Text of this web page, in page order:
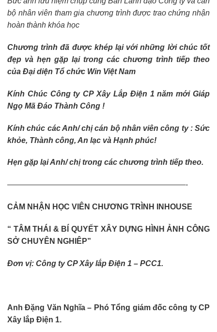
bộ nhân viên tham gia chương trình được trao chứng nhận
hoàn thành khóa học
Chương trình đã được khép lại với những lời chúc tốt
đẹp và hẹn gặp lại trong các chương trình tiếp theo
của Đại diện Tổ chức Win Việt Nam
Kính Chúc Công ty CP Xây Lắp Điện 1 năm mới Giáp
Ngọ Mã Đáo Thành Công !
Kính chúc các Anh/ chị cán bộ nhân viên công ty : Sức
khỏe, Thành công, An lạc và Hạnh phúc!
Hẹn gặp lại Anh/ chị trong các chương trình tiếp theo.
———————————————————————-
CẢM NHẬN HỌC VIÊN CHƯƠNG TRÌNH INHOUSE
“ TÂM THÁI & BÍ QUYẾT XÂY DỰNG HÌNH ẢNH CÔNG
SỞ CHUYÊN NGHIÊP”
Đơn vị: Công ty CP Xây lắp Điện 1 – PCC1.
Anh Đặng Văn Nghĩa – Phó Tổng giám đốc công ty CP
Xây lắp Điện 1.